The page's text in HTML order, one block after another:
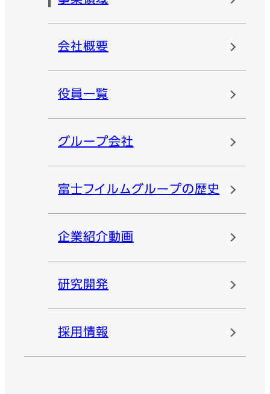
会社概要
役員一覧
グループ会社
富士フイルムグループの歴史
企業紹介動画
研究開発
採用情報